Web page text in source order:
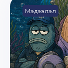
Мэдээлэл